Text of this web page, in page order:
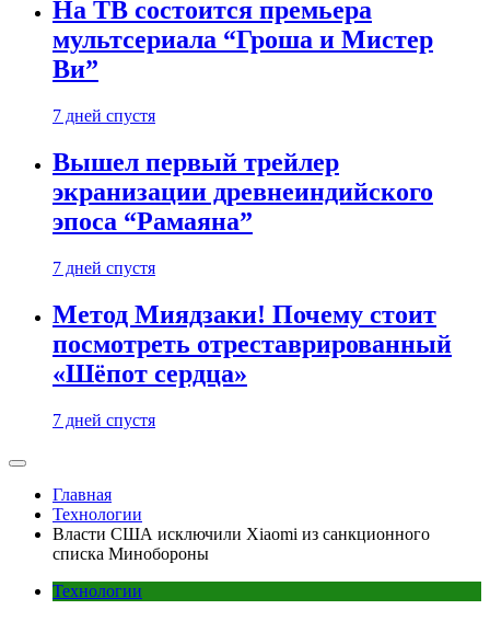
На ТВ состоится премьера
мультсериала “Гроша и Мистер
Ви”
7 дней спустя
Вышел первый трейлер
экранизации древнеиндийского
эпоса “Рамаяна”
7 дней спустя
Метод Миядзаки! Почему стоит
посмотреть отреставрированный
«Шёпот сердца»
7 дней спустя
Главная
Технологии
Власти США исключили Xiaomi из санкционного
списка Минобороны
Технологии